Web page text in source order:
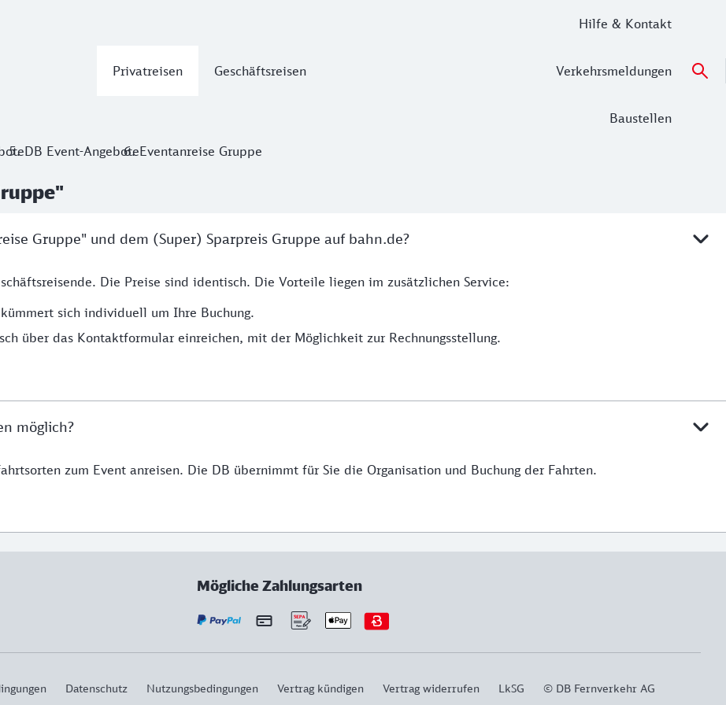
Privatreisen Geschäftsreisen
Hilfe & Kontakt
Verkehrsmeldungen
Baustellen
DB Event-AngeboteEventanreise Gruppe
Gruppe" und dem (Super) Sparpreis Gruppe auf bahn.de?
Die Preise sind identisch. Die Vorteile liegen im zusätzlichen Service:
sich individuell um Ihre Buchung.
über das Kontaktformular einreichen, mit der Möglichkeit zur Rechnungsstellung.
möglich?
zum Event anreisen. Die DB übernimmt für Sie die Organisation und Buchung der Fahrten.
Mögliche Zahlungsarten
Datenschutz Nutzungsbedingungen Vertrag kündigen Vertrag widerrufen LkSG © DB Fernverkehr AG